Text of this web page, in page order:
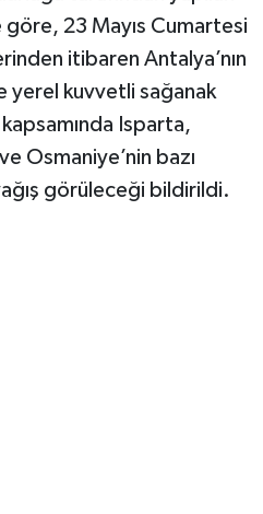
23 Mayıs Cumartesi
itibaren Antalya’nın
yerel kuvvetli sağanak
Isparta,
Osmaniye’nin bazı
görüleceği bildirildi.